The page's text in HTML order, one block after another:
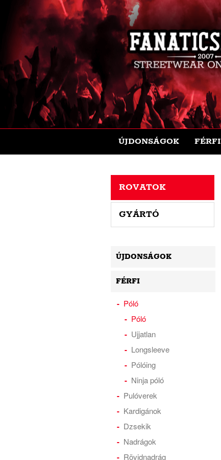
ÚJDONSÁGOK FÉRFI
ROVATOK
GYÁRTÓ
ÚJDONSÁGOK
FÉRFI
Póló
Póló
Ujjatlan
Longsleeve
Pólóing
Ninja póló
Pulóverek
Kardigánok
Dzsekik
Nadrágok
Rövidnadrág